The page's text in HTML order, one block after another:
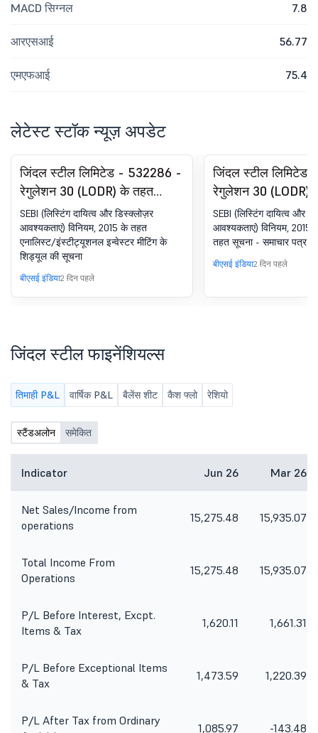
MACD सिग्नल 7.8
आरएसआई 56.77
एमएफआई 75.4
लेटेस्ट स्टॉक न्यूज़ अपडेट
जिंदल स्टील लिमिटेड - 532286 -
रेगुलेशन 30 (LODR) के तहत
घोषणा - एनालिस्ट/इन्वेस्टर मीटिंग -
सूचना
SEBI (लिस्टिंग दायित्व और डिस्क्लोज़र
आवश्यकताएं) विनियम, 2015 के तहत
एनालिस्ट/इंस्टीट्यूशनल इन्वेस्टर मीटिंग के
शिड्यूल की सूचना
बीएसई इंडिया2 दिन पहले
जिंदल स्टील
रेगुलेशन 30 (LODR)
घोषणा - न्यूज़पेपर
SEBI (लिस्टिंग दायित्व और
आवश्यकताएं) विनियम, 2015
तहत सूचना - समाचार पत्र
बीएसई इंडिया2 दिन पहले
जिंदल स्टील फाइनेंशियल्स
तिमाही P&L वार्षिक P&L बैलेंस शीट कैश फ्लो रेशियो
स्टैंडअलोन समेकित
Indicator Jun 26 Mar 26
Net Sales/Income from
operations
15,275.48 15,935.07
Total Income From
Operations
15,275.48 15,935.07
P/L Before Interest, Excpt.
Items & Tax
1,620.11 1,661.31
P/L Before Exceptional Items
& Tax
1,473.59 1,220.39
P/L After Tax from Ordinary
1,085.97 -143.48